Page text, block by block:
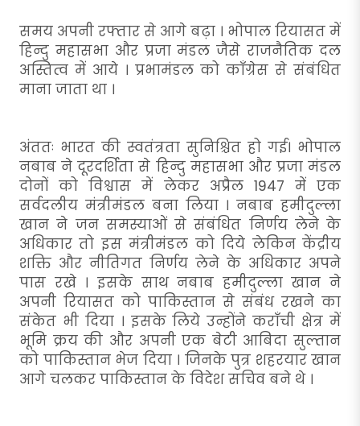
समय अपनी रफ्तार से आगे बढ़ा । भोपाल रियासत में
हिन्दु महासभा और प्रजा मंडल जैसे राजनैतिक दल
अस्तित्व में आये । प्रभामंडल को काँग्रेस से संबंधित
माना जाता था ।
अंततः भारत की स्वतंत्रता सुनिश्चित हो गई। भोपाल
नबाब ने दूरदर्शिता से हिन्दु महासभा और प्रजा मंडल
दोनों को विश्वास में लेकर अप्रैल 1947 में एक
सर्वदलीय मंत्रीमंडल बना लिया । नबाब हमीदुल्ला
खान ने जन समस्याओं से संबंधित निर्णय लेने के
अधिकार तो इस मंत्रीमंडल को दिये लेकिन केंद्रीय
शक्ति और नीतिगत निर्णय लेने के अधिकार अपने
पास रखे । इसके साथ नबाब हमीदुल्ला खान ने
अपनी रियासत को पाकिस्तान से संबंध रखने का
संकेत भी दिया । इसके लिये उन्होंने कराँची क्षेत्र में
भूमि क्रय की और अपनी एक बेटी आबिदा सुल्तान
को पाकिस्तान भेज दिया । जिनके पुत्र शहरयार खान
आगे चलकर पाकिस्तान के विदेश सचिव बने थे ।